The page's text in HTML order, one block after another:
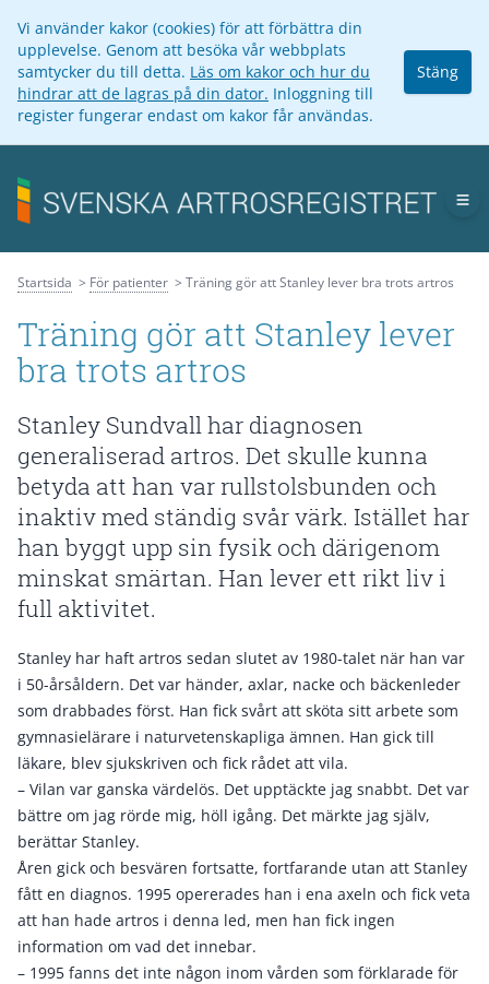
Vi använder kakor (cookies) för att förbättra din
upplevelse. Genom att besöka vår webbplats
samtycker du till detta. Läs om kakor och hur du
hindrar att de lagras på din dator. Inloggning till
register fungerar endast om kakor får användas.
Stäng
Startsida För patienter Träning gör att Stanley lever bra trots artros
Träning gör att Stanley lever
bra trots artros
Stanley Sundvall har diagnosen
generaliserad artros. Det skulle kunna
betyda att han var rullstolsbunden och
inaktiv med ständig svår värk. Istället har
han byggt upp sin fysik och därigenom
minskat smärtan. Han lever ett rikt liv i
full aktivitet.
Stanley har haft artros sedan slutet av 1980-talet när han var
i 50-årsåldern. Det var händer, axlar, nacke och bäckenleder
som drabbades först. Han fick svårt att sköta sitt arbete som
gymnasielärare i naturvetenskapliga ämnen. Han gick till
läkare, blev sjukskriven och fick rådet att vila.
– Vilan var ganska värdelös. Det upptäckte jag snabbt. Det var
bättre om jag rörde mig, höll igång. Det märkte jag själv,
berättar Stanley.
Åren gick och besvären fortsatte, fortfarande utan att Stanley
fått en diagnos. 1995 opererades han i ena axeln och fick veta
att han hade artros i denna led, men han fick ingen
information om vad det innebar.
– 1995 fanns det inte någon inom vården som förklarade för